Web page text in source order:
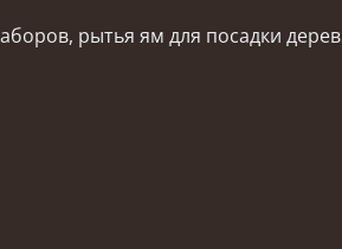
рытья ям для посадки